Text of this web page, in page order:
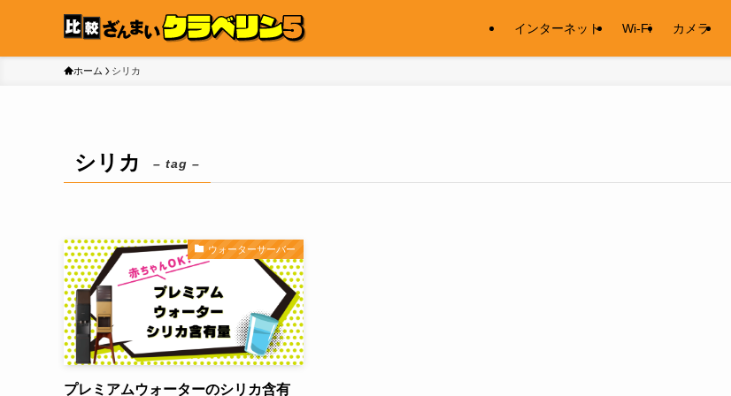
インターネット Wi-Fi カメラ
ホーム シリカ
シリカ – tag –
ウォーターサーバー
プレミアムウォーターのシリカ含有